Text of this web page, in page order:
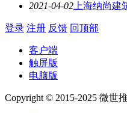
2021-04-02 上海纳尚建
登录 注册 反馈 回顶部
客户端
触屏版
电脑版
Copyright © 2015-2025 微世